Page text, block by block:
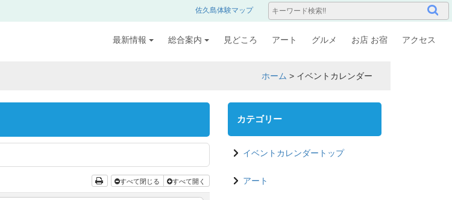
佐久島体験マップ
最新情報 総合案内 見どころ アート グルメ お店 お宿 アクセス
ホーム > イベントカレンダー
すべて閉じる すべて開く
カテゴリー
イベントカレンダートップ
アート